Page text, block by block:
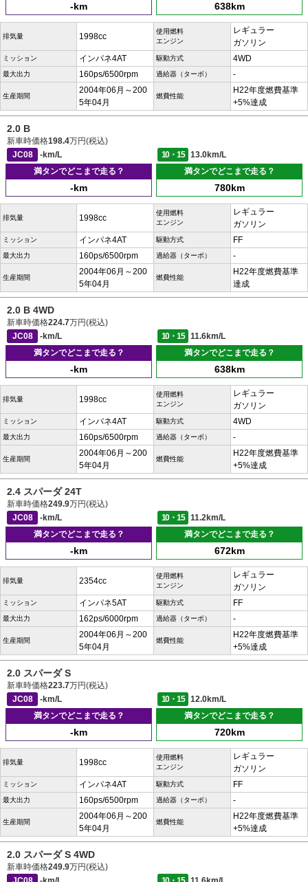
-km 638km
排気量 1998cc
使用燃料
エンジン
レギュラー
ガソリン
ミッション インパネ4AT 駆動方式 4WD
最大出力 160ps/6500rpm 過給器（ターボ） -
生産期間
2004年06月～200
5年04月
燃費性能
H22年度燃費基準
+5%達成
2.0 B
新車時価格198.4万円(税込)
JC08
-km/L 10・15
13.0km/L
満タンでどこまで走る？
-km
満タンでどこまで走る？
780km
排気量 1998cc
使用燃料
エンジン
レギュラー
ガソリン
ミッション インパネ4AT 駆動方式 FF
最大出力 160ps/6500rpm 過給器（ターボ） -
生産期間
2004年06月～200
5年04月
燃費性能
H22年度燃費基準
達成
2.0 B 4WD
新車時価格224.7万円(税込)
JC08
-km/L 10・15
11.6km/L
満タンでどこまで走る？
-km
満タンでどこまで走る？
638km
排気量 1998cc
使用燃料
エンジン
レギュラー
ガソリン
ミッション インパネ4AT 駆動方式 4WD
最大出力 160ps/6500rpm 過給器（ターボ） -
生産期間
2004年06月～200
5年04月
燃費性能
H22年度燃費基準
+5%達成
2.4 スパーダ 24T
新車時価格249.9万円(税込)
JC08
-km/L 10・15
11.2km/L
満タンでどこまで走る？
-km
満タンでどこまで走る？
672km
排気量 2354cc
使用燃料
エンジン
レギュラー
ガソリン
ミッション インパネ5AT 駆動方式 FF
最大出力 162ps/6000rpm 過給器（ターボ） -
生産期間
2004年06月～200
5年04月
燃費性能
H22年度燃費基準
+5%達成
2.0 スパーダ S
新車時価格223.7万円(税込)
JC08
-km/L 10・15
12.0km/L
満タンでどこまで走る？
-km
満タンでどこまで走る？
720km
排気量 1998cc
使用燃料
エンジン
レギュラー
ガソリン
ミッション インパネ4AT 駆動方式 FF
最大出力 160ps/6500rpm 過給器（ターボ） -
生産期間
2004年06月～200
5年04月
燃費性能
H22年度燃費基準
+5%達成
2.0 スパーダ S 4WD
新車時価格249.9万円(税込)